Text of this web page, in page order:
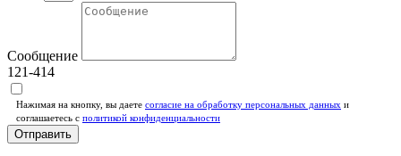
Сообщение
121-414
Нажимая на кнопку, вы даете согласие на обработку персональных данных и
соглашаетесь c политикой конфиденциальности
Отправить